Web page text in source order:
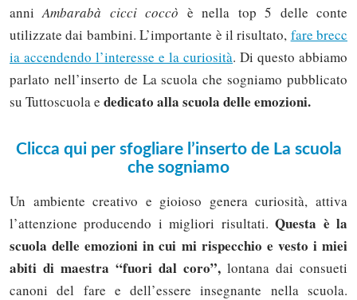
anniAmbarabà cicci coccò è nella top 5 delle conte
utilizzate dai bambini. L’importante è il risultato, fare brecc
ia accendendo l’interesse e la curiosità. Di questo abbiamo
parlato nell’inserto de La scuola che sogniamo pubblicato
su Tuttoscuola e dedicato alla scuola delle emozioni.
Clicca qui per sfogliare l’inserto de La scuola
che sogniamo
Un ambiente creativo e gioioso genera curiosità, attiva
l’attenzione producendo i migliori risultati. Questa è la
scuola delle emozioni in cui mi rispecchio e vesto i miei
abiti di maestra “fuori dal coro”, lontana dai consueti
canoni del fare e dell’essere insegnante nella scuola.